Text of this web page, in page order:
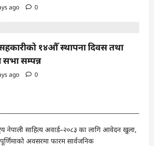
ago
0
सहकारीको १४औँ स्थापना दिवस तथा
सभा सम्पन्न
ago 0
नेपाली साहित्य अवार्ड–२०८३ का लागि आवेदन खुला,
अवसरमा फारम सार्वजनिक